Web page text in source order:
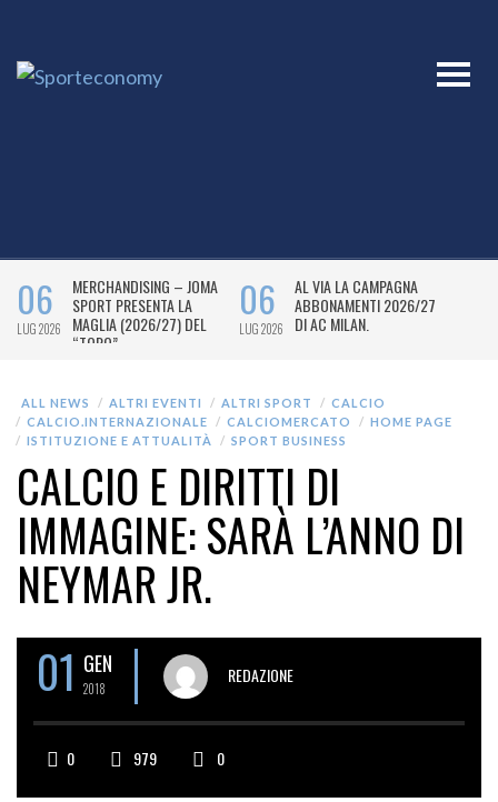
ALL NEWS ALTRI EVENTI ALTRI SPORT
CALCIO
CALCIO.INTERNAZIONALE
CALCIOMERCATO
HOME PAGE
ISTITUZIONE E ATTUALITÀ
SPORT BUSINESS
CALCIO E DIRITTI DI
IMMAGINE: SARÀ L’ANNO DI
NEYMAR JR.
01 GEN
2018
REDAZIONE
0 979 0